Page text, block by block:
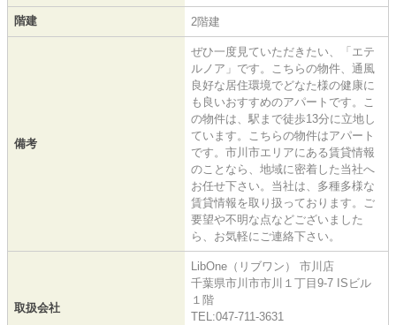
階建 2階建
備考
ぜひ一度見ていただきたい、「エテ
ルノア」です。こちらの物件、通風
良好な居住環境でどなた様の健康に
も良いおすすめのアパートです。こ
の物件は、駅まで徒歩13分に立地し
ています。こちらの物件はアパート
です。市川市エリアにある賃貸情報
のことなら、地域に密着した当社へ
お任せ下さい。当社は、多種多様な
賃貸情報を取り扱っております。ご
要望や不明な点などございました
ら、お気軽にご連絡下さい。
取扱会社
LibOne（リブワン） 市川店
千葉県市川市市川１丁目9-7 ISビル
１階
TEL:047-711-3631